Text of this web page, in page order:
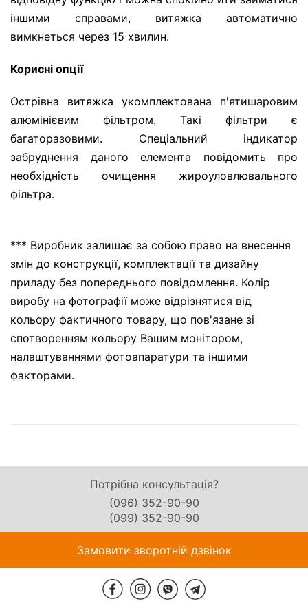
іншими справами, витяжка автоматично
вимкнеться через 15 хвилин.
Корисні опції
Острівна витяжка укомплектована п'ятишаровим
алюмінієвим фільтром. Такі фільтри є
багаторазовими. Спеціальний індикатор
забруднення даного елемента повідомить про
необхідність очищення жироуловлювального
фільтра.
*** Виробник залишає за собою право на внесення
змін до конструкції, комплектації та дизайну
приладу без попереднього повідомлення. Колір
виробу на фотографії може відрізнятися від
кольору фактичного товару, що пов'язане зі
спотворенням кольору Вашим монітором,
налаштуваннями фотоапаратури та іншими
факторами.
Потрібна консультація?
(096) 352-90-90
(099) 352-90-90
Замовити зворотній дзвінок